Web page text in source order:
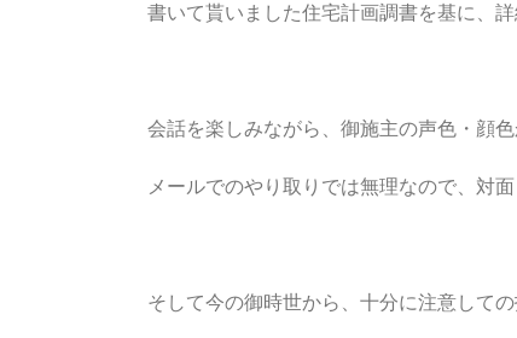
書いて貰いました住宅計画調書を基に、
会話を楽しみながら、御施主の声色・顔
メールでのやり取りでは無理なので、対
そして今の御時世から、十分に注意して